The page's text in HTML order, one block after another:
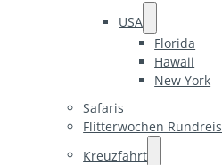
USA
Florida
Hawaii
New York
Safaris
Flitterwochen
Kreuzfahrt